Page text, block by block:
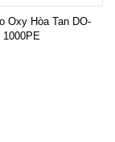
Oxy Hòa Tan DO-
1000PE